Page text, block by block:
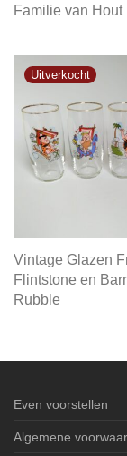
Familie van Hout
Vintage Glazen
Flintstone en
Rubble
Even voorstellen
Algemene